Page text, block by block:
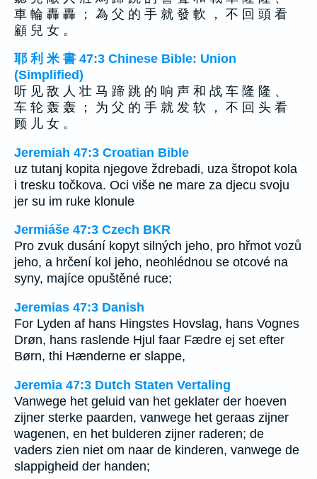
車 輪 轟 轟 ； 為 父 的 手 就 發 軟 ， 不 回 頭 看
顧 兒 女 。
耶 利 米 書 47:3 Chinese Bible: Union
(Simplified)
听 见 敌 人 壮 马 蹄 跳 的 响 声 和 战 车 隆 隆 、
车 轮 轰 轰 ； 为 父 的 手 就 发 软 ， 不 回 头 看
顾 儿 女 。
Jeremiah 47:3 Croatian Bible
uz tutanj kopita njegove ždrebadi, uza štropot kola
i tresku točkova. Oci više ne mare za djecu svoju
jer su im ruke klonule
Jermiáše 47:3 Czech BKR
Pro zvuk dusání kopyt silných jeho, pro hřmot vozů
jeho, a hrčení kol jeho, neohlédnou se otcové na
syny, majíce opuštěné ruce;
Jeremias 47:3 Danish
For Lyden af hans Hingstes Hovslag, hans Vognes
Drøn, hans raslende Hjul faar Fædre ej set efter
Børn, thi Hænderne er slappe,
Jeremia 47:3 Dutch Staten Vertaling
Vanwege het geluid van het geklater der hoeven
zijner sterke paarden, vanwege het geraas zijner
wagenen, en het bulderen zijner raderen; de
vaders zien niet om naar de kinderen, vanwege de
slappigheid der handen;